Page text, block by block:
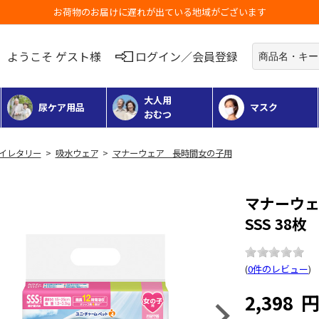
お荷物のお届けに遅れが出ている地域がございます
ようこそ ゲスト様 ログイン／会員登録
尿ケア用品
大人用
おむつ
マスク
レタリー > 吸水ウェア> マナーウェア 長時間女の子用
Next
マナーウ
SSS 38枚
(0件のレビュー)
2,398 円